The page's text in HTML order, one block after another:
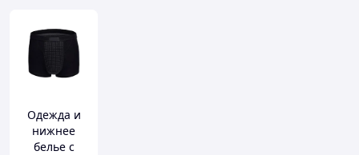
Одежда и
нижнее
белье с